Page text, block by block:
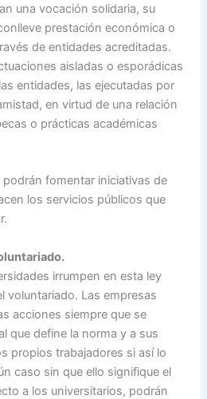
una vocación solidaria, su
prestación económica o
de entidades acreditadas.
aisladas o esporádicas
entidades, las ejecutadas por
en virtud de una relación
o prácticas académicas
fomentar iniciativas de
los servicios públicos que
irrumpen en esta ley
voluntariado. Las empresas
acciones siempre que se
que define la norma y a sus
propios trabajadores si así lo
caso sin que ello signifique el
a los universitarios, podrán